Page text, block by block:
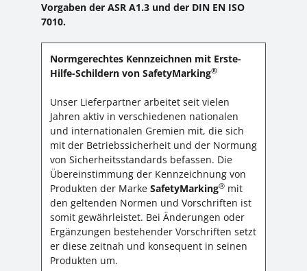
Vorgaben der ASR A1.3 und der DIN EN ISO
7010.
Normgerechtes Kennzeichnen mit Erste-
Hilfe-Schildern von SafetyMarking®
Unser Lieferpartner arbeitet seit vielen
Jahren aktiv in verschiedenen nationalen
und internationalen Gremien mit, die sich
mit der Betriebssicherheit und der Normung
von Sicherheitsstandards befassen. Die
Übereinstimmung der Kennzeichnung von
Produkten der Marke SafetyMarking® mit
den geltenden Normen und Vorschriften ist
somit gewährleistet. Bei Änderungen oder
Ergänzungen bestehender Vorschriften setzt
er diese zeitnah und konsequent in seinen
Produkten um.